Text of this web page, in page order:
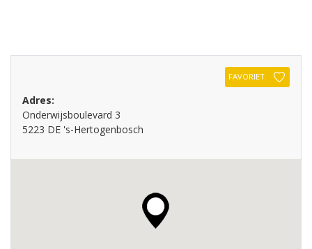
FAVORIET
Adres:
Onderwijsboulevard 3
5223 DE 's-Hertogenbosch